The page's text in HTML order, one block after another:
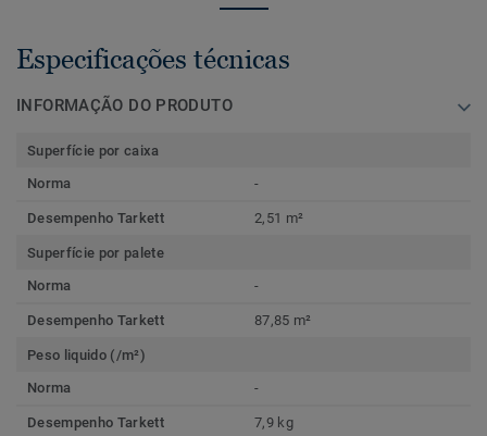
Especificações técnicas
INFORMAÇÃO DO PRODUTO
Superfície por caixa
Norma
-
Desempenho Tarkett 2,51 m²
Superfície por palete
Norma
-
Desempenho Tarkett 87,85 m²
Peso liquido (/m²)
Norma
-
Desempenho Tarkett 7,9 kg